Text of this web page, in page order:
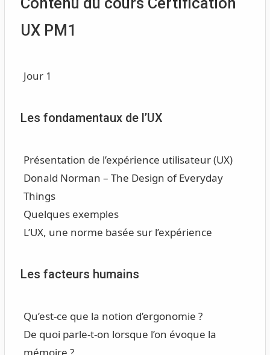
UX PM1
Jour 1
Les fondamentaux de l’UX
Présentation de l’expérience utilisateur (UX)
Donald Norman – The Design of Everyday
Things
Quelques exemples
L’UX, une norme basée sur l’expérience
Les facteurs humains
Qu’est-ce que la notion d’ergonomie ?
De quoi parle-t-on lorsque l’on évoque la
mémoire ?